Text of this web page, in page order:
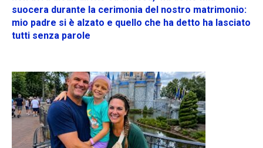
suocera durante la cerimonia del nostro matrimonio:
mio padre si è alzato e quello che ha detto ha lasciato
tutti senza parole